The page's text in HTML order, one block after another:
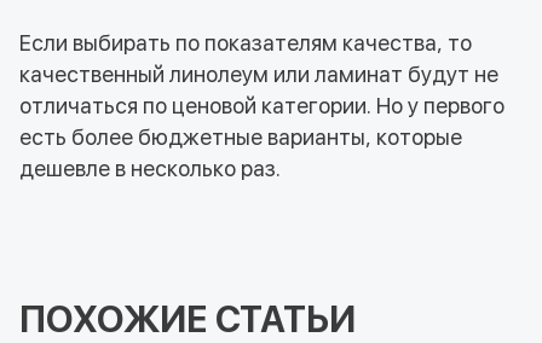
Если выбирать по показателям качества, то
качественный линолеум или ламинат будут не
отличаться по ценовой категории. Но у первого
есть более бюджетные варианты, которые
дешевле в несколько раз.
ПОХОЖИЕ СТАТЬИ